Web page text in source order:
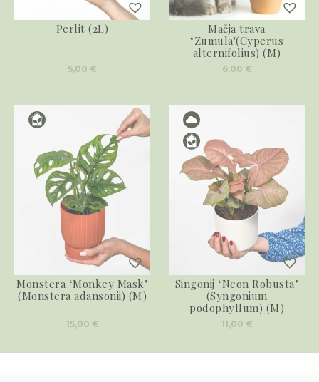
Perlit (2L)
5,00 €
Mačja trava
‘Zumula'(Cyperus
alternifolius) (M)
6,00 €
Monstera ‘Monkey Mask’
(Monstera adansonii) (M)
15,00 €
Singonij ‘Neon Robusta’
(Syngonium
podophyllum) (M)
11,00 €